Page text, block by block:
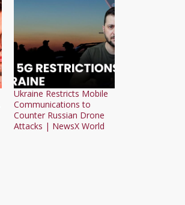
Ukraine Restricts Mobile
Communications to
Counter Russian Drone
Attacks | NewsX World